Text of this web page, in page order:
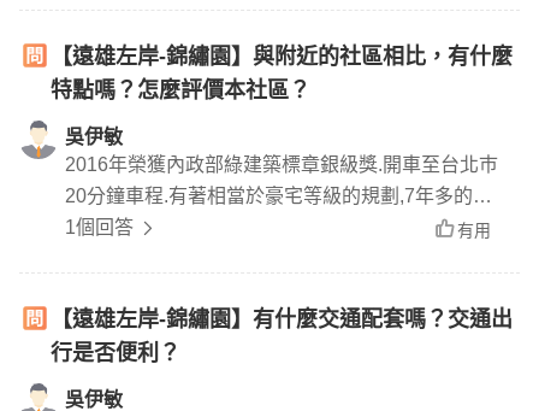
【遠雄左岸-錦繡園】與附近的社區相比，有什麼
特點嗎？怎麼評價本社區？
吳伊敏
2016年榮獲內政部綠建築標章銀級獎.開車至台北巿
20分鐘車程.有著相當於豪宅等級的規劃,7年多的社
區,不到三千萬很適合小家庭.退休人士入住.
1個回答 有用
【遠雄左岸-錦繡園】有什麼交通配套嗎？交通出
行是否便利？
吳伊敏